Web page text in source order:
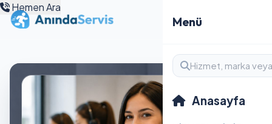
Menü
Anasayfa
Hemen Ara